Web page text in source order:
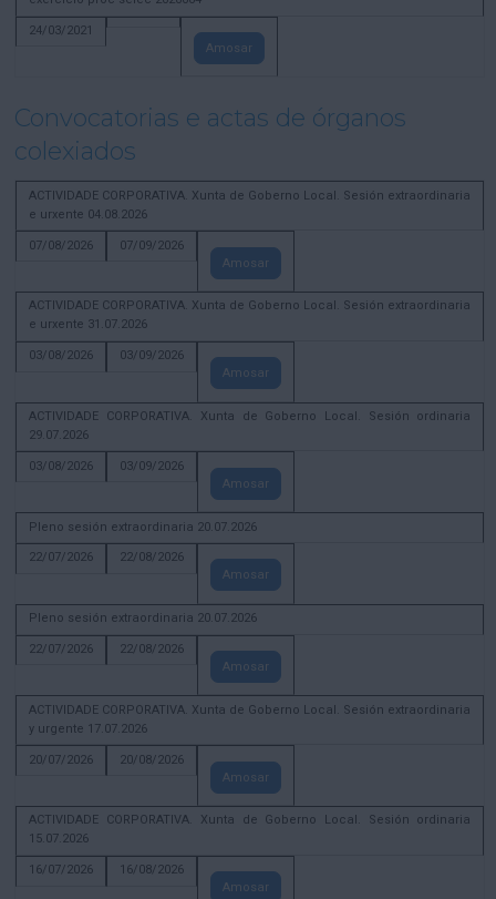
24/03/2021
Amosar
Convocatorias e actas de órganos
colexiados
ACTIVIDADE CORPORATIVA. Xunta de Goberno Local. Sesión extraordinaria
e urxente 04.08.2026
07/08/2026
07/09/2026
Amosar
ACTIVIDADE CORPORATIVA. Xunta de Goberno Local. Sesión extraordinaria
e urxente 31.07.2026
03/08/2026
03/09/2026
Amosar
ACTIVIDADE CORPORATIVA. Xunta de Goberno Local. Sesión ordinaria
29.07.2026
03/08/2026
03/09/2026
Amosar
Pleno sesión extraordinaria 20.07.2026
22/07/2026
22/08/2026
Amosar
Pleno sesión extraordinaria 20.07.2026
22/07/2026
22/08/2026
Amosar
ACTIVIDADE CORPORATIVA. Xunta de Goberno Local. Sesión extraordinaria
y urgente 17.07.2026
20/07/2026
20/08/2026
Amosar
ACTIVIDADE CORPORATIVA. Xunta de Goberno Local. Sesión ordinaria
15.07.2026
16/07/2026
16/08/2026
Amosar